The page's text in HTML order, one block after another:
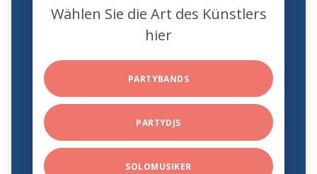
Wählen Sie die Art des Künstlers
hier
PARTYBANDS
PARTYDJS
SOLOMUSIKER